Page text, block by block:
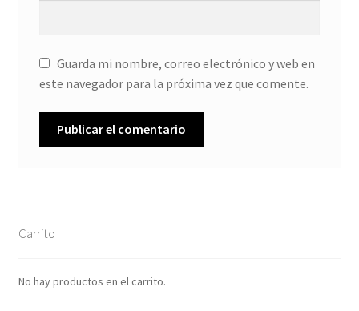
Guarda mi nombre, correo electrónico y web en
este navegador para la próxima vez que comente.
Carrito
No hay productos en el carrito.